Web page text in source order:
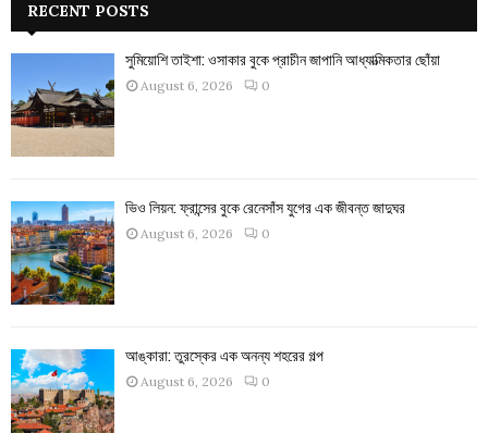
RECENT POSTS
সুমিয়োশি তাইশা: ওসাকার বুকে প্রাচীন জাপানি আধ্যাত্মিকতার ছোঁয়া
August 6, 2026 0
ভিও লিয়ন: ফ্রান্সের বুকে রেনেসাঁস যুগের এক জীবন্ত জাদুঘর
August 6, 2026 0
আঙ্কারা: তুরস্কের এক অনন্য শহরের গল্প
August 6, 2026 0